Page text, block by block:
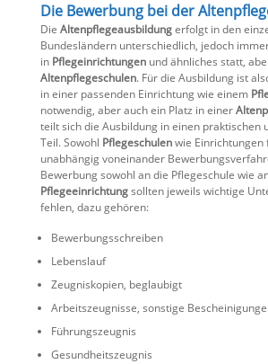
Die Bewerbung bei der
Die Altenpflegeausbildungerfolgt in den
Bundesländern unterschiedlich, jedoch
in Pflegeinrichtungenund ähnliches statt,
Altenpflegeschulen. Für die Ausbildung ist
in einer passenden Einrichtung wie einem
notwendig, aber auch ein Platz in einer
teilt sich die Ausbildung in einen praktischen
Teil. Sowohl Pflegeschulenwie Einrichtungen
unabhängig voneinander
Bewerbung sowohl an die Pflegeschule wie
Pflegeeinrichtungsollten jeweils wichtige
fehlen, dazu gehören:
Bewerbungsschreiben
Lebenslauf
Zeugniskopien, beglaubigt
Arbeitszeugnisse, sonstige
Führungszeugnis
Gesundheitszeugnis